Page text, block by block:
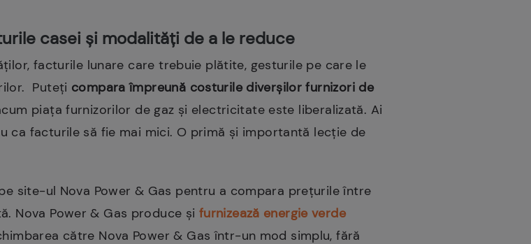
casei și modalități de a le reduce
facturile lunare care trebuie plătite, gesturile pe care le
Puteți compara împreună costurile diverșilor furnizori de
piața furnizorilor de gaz și electricitate este liberalizată. Ai
ca facturile să fie mai mici. O primă și importantă lecție de
site-ul Nova Power & Gas pentru a compara prețurile între
Nova Power & Gas produce și furnizează energie verde
către Nova Power & Gas într-un mod simplu, fără